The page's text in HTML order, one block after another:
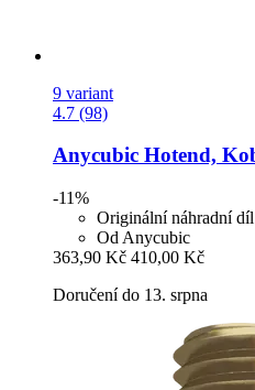
9 variant
4.7 (98)
Anycubic Hotend,
-11%
Originální náhradní díl
Od Anycubic
363,90 Kč 410,00 Kč
Doručení do 13. srpna